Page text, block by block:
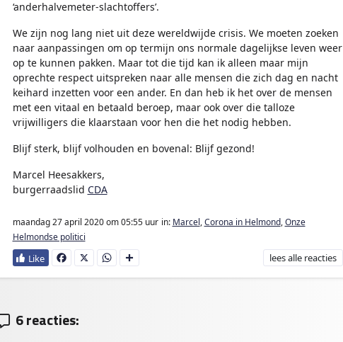
‘anderhalvemeter-slachtoffers’.
We zijn nog lang niet uit deze wereldwijde crisis. We moeten zoeken
naar aanpassingen om op termijn ons normale dagelijkse leven weer
op te kunnen pakken. Maar tot die tijd kan ik alleen maar mijn
oprechte respect uitspreken naar alle mensen die zich dag en nacht
keihard inzetten voor een ander. En dan heb ik het over de mensen
met een vitaal en betaald beroep, maar ook over die talloze
vrijwilligers die klaarstaan voor hen die het nodig hebben.
Blijf sterk, blijf volhouden en bovenal: Blijf gezond!
Marcel Heesakkers,
burgerraadslid CDA
maandag 27 april 2020om 05:55 uur in: Marcel,Corona in Helmond,Onze
Helmondse politici
Fa
ce
X
W
ha
D
e
leesalle reacties
6 reacties: